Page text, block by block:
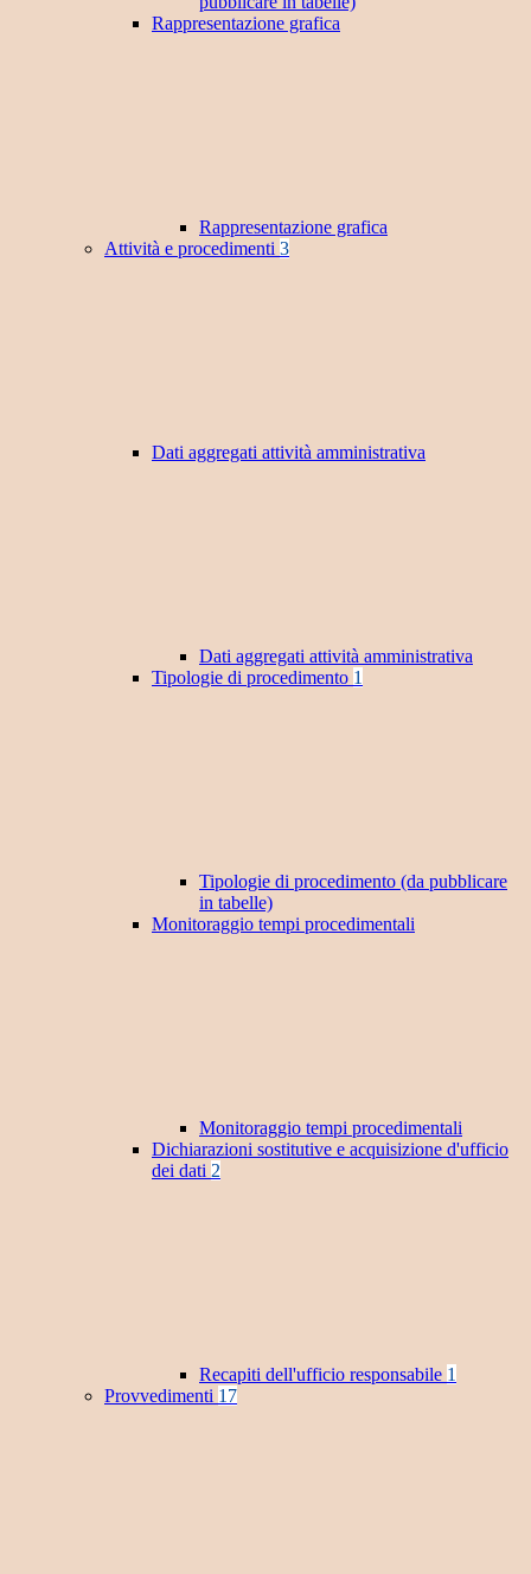
Rappresentazione grafica
Rappresentazione grafica
Attività e procedimenti 3
Dati aggregati attività amministrativa
Dati aggregati attività amministrativa
Tipologie di procedimento 1
Tipologie di procedimento (da pubblicare
in tabelle)
Monitoraggio tempi procedimentali
Monitoraggio tempi procedimentali
Dichiarazioni sostitutive e acquisizione d'ufficio
dei dati 2
Recapiti dell'ufficio responsabile 1
Provvedimenti 17